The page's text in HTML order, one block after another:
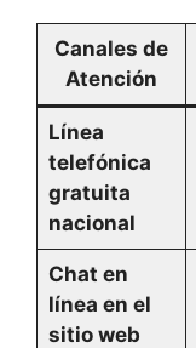
Canales de
Atención
Línea
telefónica
gratuita
nacional
Chat en
línea en el
sitio web